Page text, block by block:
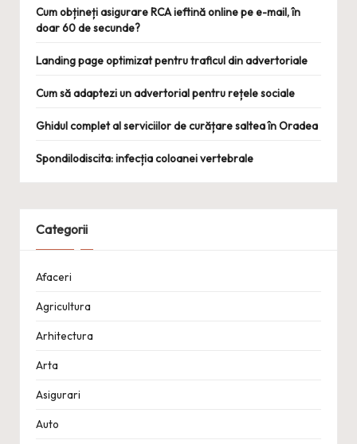
Cum obțineți asigurare RCA ieftină online pe e-mail, în
doar 60 de secunde?
Landing page optimizat pentru traficul din advertoriale
Cum să adaptezi un advertorial pentru rețele sociale
Ghidul complet al serviciilor de curățare saltea în Oradea
Spondilodiscita: infecția coloanei vertebrale
Categorii
Afaceri
Agricultura
Arhitectura
Arta
Asigurari
Auto